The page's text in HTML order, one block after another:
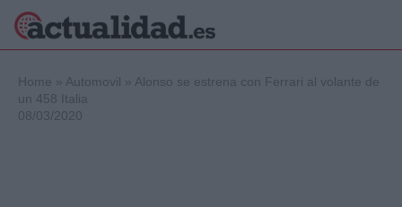
Home » Automovil » Alonso se estrena con Ferrari al volante de
un 458 Italia
08/03/2020